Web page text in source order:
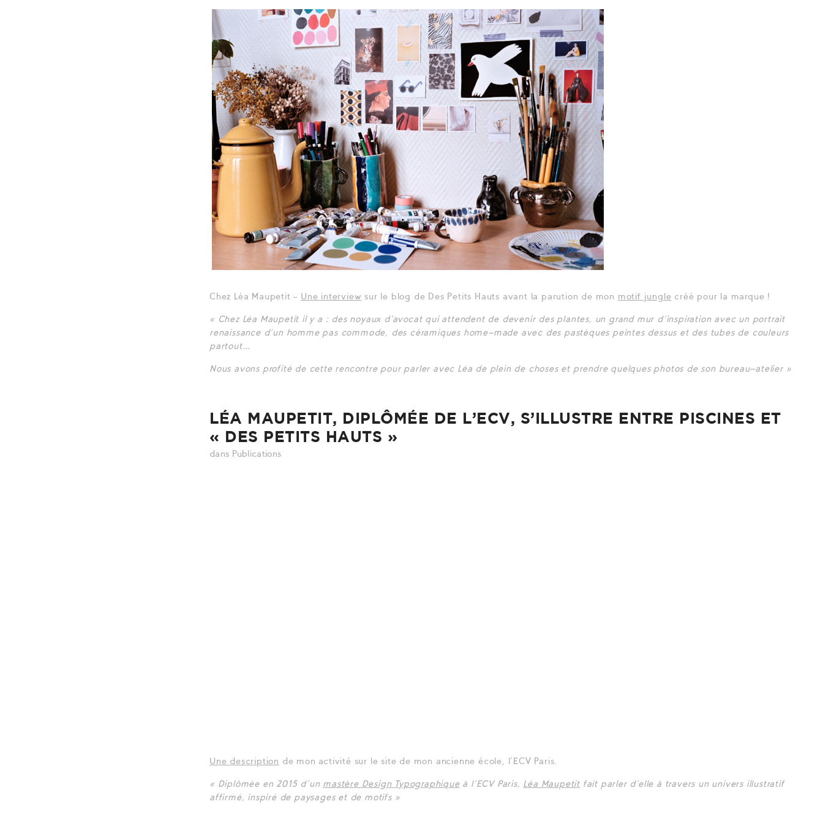
Chez Léa Maupetit – Une interview sur le blog de Des Petits Hauts avant la parution de mon motif jungle créé pour la marque !
« Chez Léa Maupetit il y a : des noyaux d’avocat qui attendent de devenir des plantes, un grand mur d’inspiration avec un portrait
renaissance d’un homme pas commode, des céramiques home-made avec des pastèques peintes dessus et des tubes de couleurs
partout…
Nous avons profité de cette rencontre pour parler avec Léa de plein de choses et prendre quelques photos de son bureau-atelier »
LÉA MAUPETIT, DIPLÔMÉE DE L’ECV, S’ILLUSTRE ENTRE PISCINES ET
« DES PETITS HAUTS »
dans Publications
Une description de mon activité sur le site de mon ancienne école, l’ECV Paris.
« Diplômée en 2015 d’un mastère Design Typographiqueà l’ECV Paris, Léa Maupetit fait parler d’elle à travers un univers illustratif
affirmé, inspiré de paysages et de motifs »